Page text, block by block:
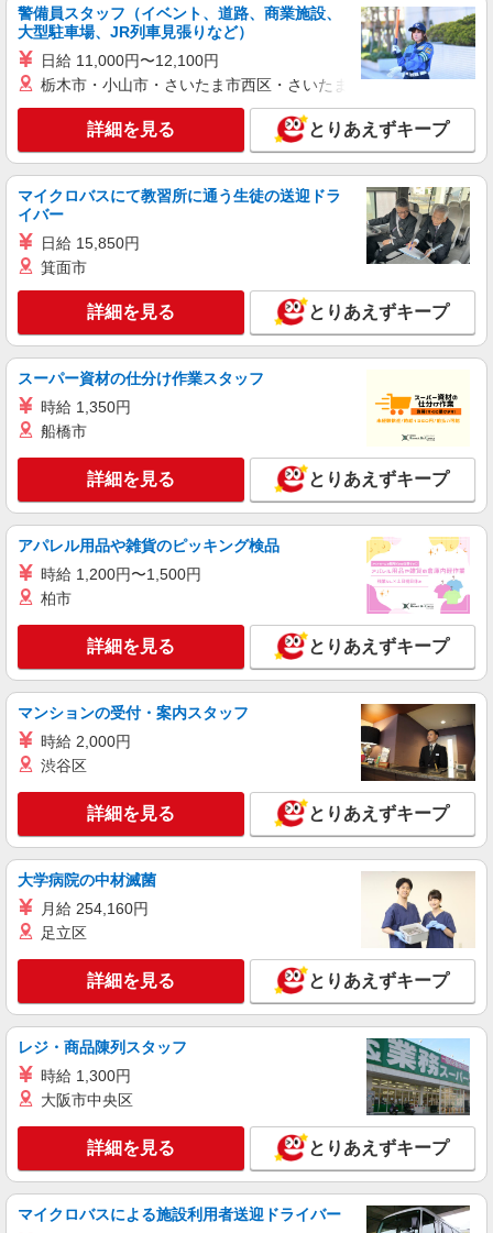
すき家の店舗スタッフ（接客・調理・清掃な
ど）
時給1,438円
三重県四日市市塩浜本町1-9-5
キープ 詳細を見る
COCO’S 四日市陶栄町店
ココスのキッチン（フード）スタッフ
時給1200円 ※22:00〜翌5:00：時給1500円 ※
間当たり＋100円 ■特別手当 早朝手当（5:00〜
8:00）時給＋150円
三重県四日市市陶栄町6-18
キープ 詳細を見る
アルバイト パート
なか卯 四日市羽津店
掃・など）
時給1100円 22:00〜翌5:00：時給1400円 高校
生：時給1087円
三重県四日市市大字羽津4670-1
詳細を見る
パート
なか卯 23号四日市店
接客・調理スタッフ（簡単な接客・調理・清
掃・など）
三重県四日市市大字羽津甲5168-17
キープ 詳細を見る
すき家 四日市塩浜店
すき家の店舗スタッフ（接客・調理・清掃な
時給1,150円 ※22:00〜翌5:00：時給1,438円 ※
高校生時給1,087円 ※早朝手当（5:00〜9:00）時給
＋150円
三重県四日市市塩浜本町1-9-5
キープ 詳細を見る
アルバイト パート
丸亀製麺四日市店
キッチン・ホールスタッフ（ランチタイム）
時給1150円〜
三重県四日市市城西町７－３６
警備員スタッフ（イベント、道路、商業施設、
大型駐車場、JR列車見張りなど）
日給 11,000円〜12,100円
栃木市・小山市・さいたま市西区・さいたま市岩槻区・久喜市・
詳細を見る とりあえずキープ
マイクロバスにて教習所に通う生徒の送迎ドラ
イバー
日給 15,850円
箕面市
詳細を見る とりあえずキープ
スーパー資材の仕分け作業スタッフ
時給 1,350円
船橋市
詳細を見る とりあえずキープ
アパレル用品や雑貨のピッキング検品
時給 1,200円〜1,500円
柏市
詳細を見る とりあえずキープ
マンションの受付・案内スタッフ
時給 2,000円
渋谷区
詳細を見る とりあえずキープ
大学病院の中材滅菌
月給 254,160円
足立区
詳細を見る とりあえずキープ
レジ・商品陳列スタッフ
時給 1,300円
大阪市中央区
詳細を見る とりあえずキープ
マイクロバスによる施設利用者送迎ドライバー